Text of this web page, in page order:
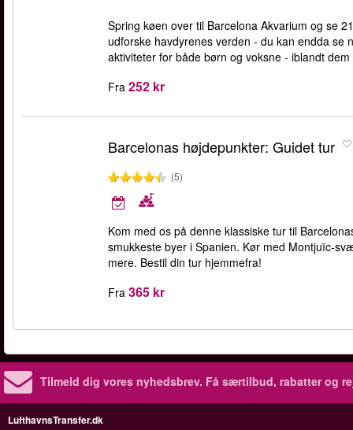
Spring køen over til Barcelona Akvarium og se
udforske havdyrenes verden - du kan endda se
aktiviteter for både børn og voksne - iblandt
Fra 252 kr
Barcelonas højdepunkter: Guidet tur
(5)
Kom med os på denne klassiske tur til
smukkeste byer i Spanien. Kør med Montjuïc-
mere. Bestil din tur hjemmefra!
Fra 365 kr
Tilmeld dig vores nyhedsbrev. Få særtilbud, rabatter og
LufthavnsTransfer.dk